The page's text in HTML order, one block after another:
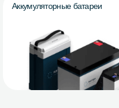
Аккумуляторные батареи